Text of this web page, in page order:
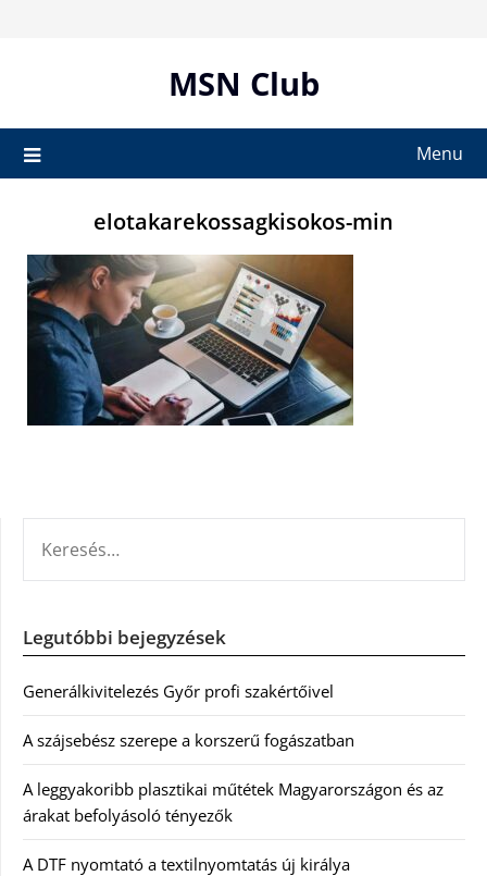
MSN Club
Menu
elotakarekossagkisokos-min
Legutóbbi bejegyzések
Generálkivitelezés Győr profi szakértőivel
A szájsebész szerepe a korszerű fogászatban
A leggyakoribb plasztikai műtétek Magyarországon és az
árakat befolyásoló tényezők
A DTF nyomtató a textilnyomtatás új királya